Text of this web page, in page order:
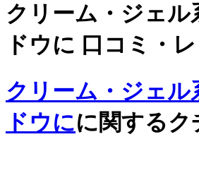
クリーム・ジェル
ドウに 口コミ・
クリーム・ジェル
ドウにに関する